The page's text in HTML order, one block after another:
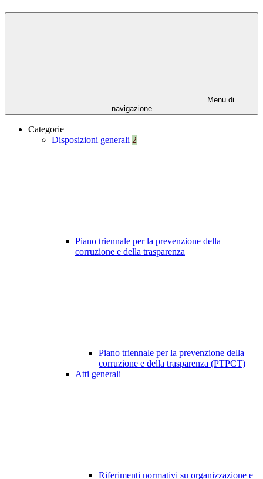
Menu di
navigazione
Categorie
Disposizioni generali 2
Piano triennale per la prevenzione della
corruzione e della trasparenza
Piano triennale per la prevenzione della
corruzione e della trasparenza (PTPCT)
Atti generali
Riferimenti normativi su organizzazione e